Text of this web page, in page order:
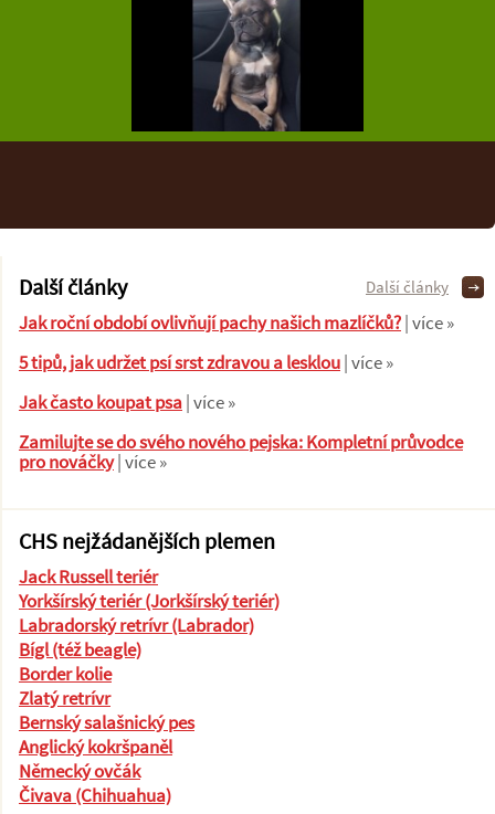
Další články
Jak roční období ovlivňují pachy našich mazlíčků?| více »
5 tipů, jak udržet psí srst zdravou a lesklou| více »
Jak často koupat psa| více »
Zamilujte se do svého nového pejska: Kompletní průvodce
pro nováčky| více »
Další články
CHS nejžádanějších plemen
Jack Russell teriér
Yorkšírský teriér (Jorkšírský teriér)
Labradorský retrívr (Labrador)
Bígl (též beagle)
Border kolie
Zlatý retrívr
Bernský salašnický pes
Anglický kokršpaněl
Německý ovčák
Čivava (Chihuahua)